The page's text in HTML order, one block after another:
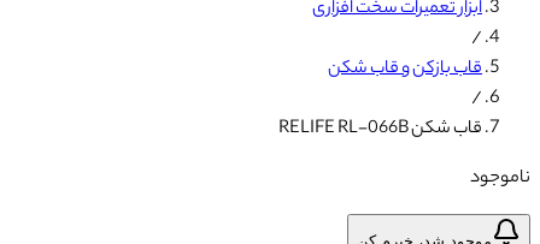
ابزار تعمیرات سخت افزاری
/
قاب بازکن و قاب شکن
/
قاب شکن RELIFE RL-066B
ناموجود